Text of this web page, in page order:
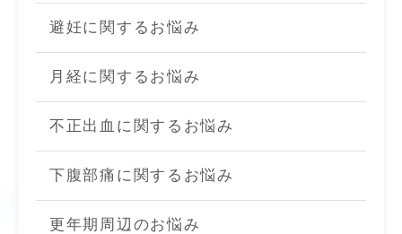
避妊に関するお悩み
月経に関するお悩み
不正出血に関するお悩み
下腹部痛に関するお悩み
更年期周辺のお悩み